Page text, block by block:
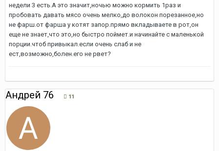
недели 3 есть.А это значит,ночью можно кормить 1раз и
пробовать давать мясо очень мелко,до волокон порезанное,но
не фарш.от фарша у котят запор.прямо вкладываете в рот,он
еще не знает,что это,но быстро поймет.и начинайте с маленькой
порции.чтоб привыкал.если очень слаб и не
ест,возможно,болен.его не рвет?
Андрей 76 11